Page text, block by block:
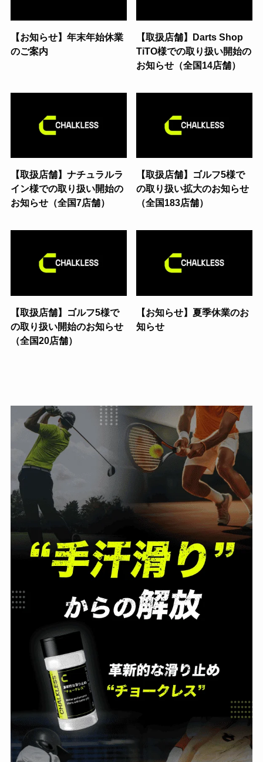
【お知らせ】年末年始休業
のご案内
【取扱店舗】Darts Shop
TiTO様での取り扱い開始の
お知らせ（全国14店舗）
【取扱店舗】ナチュラルラ
イン様での取り扱い開始の
お知らせ（全国7店舗）
【取扱店舗】ゴルフ5様で
の取り扱い拡大のお知らせ
（全国183店舗）
【取扱店舗】ゴルフ5様で
の取り扱い開始のお知らせ
（全国20店舗）
【お知らせ】夏季休業のお
知らせ